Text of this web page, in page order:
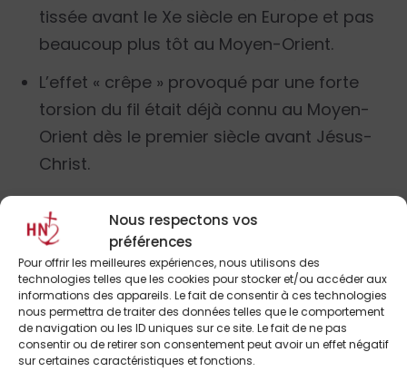
Nous respectons vos
préférences
Pour offrir les meilleures expériences, nous utilisons des
technologies telles que les cookies pour stocker et/ou accéder aux
informations des appareils. Le fait de consentir à ces technologies
nous permettra de traiter des données telles que le comportement
de navigation ou les ID uniques sur ce site. Le fait de ne pas
consentir ou de retirer son consentement peut avoir un effet négatif
sur certaines caractéristiques et fonctions.
tissée avant le Xe siècle en Europe et pas
beaucoup plus tôt au Moyen-Orient.
L’effet « crêpe » provoqué par une forte
torsion du fil était déjà connu au Moyen-
Orient dès le premier siècle avant Jésus-
Christ.
La torsion des fils de direction Z pourrait
apparaître comme un élément
défavorable à une origine palestinienne
du début de notre ère sur le seul fait
insuffisant que les trois références de
tissu archéologique moyen-orientales,
citées par l’auteur de l’expertise, n’en